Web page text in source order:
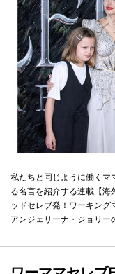
私たちと同じように働くマ
る名言を紹介する連載【
ッドセレブ発！ワーキン
アンジェリーナ・ジョリー